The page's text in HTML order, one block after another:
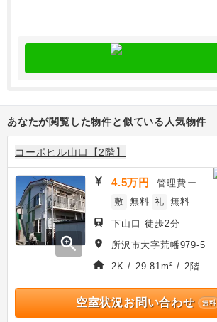
あなたが閲覧した物件と似ている人気物件
コーポヒル山口【2階】
zoom_in
4.5万円 管理費 ー
敷 無料 礼 無料
下山口 徒歩2分
所沢市大字荒幡979-5
2K / 29.81m² / 2階
空室状況お問い合わせ 無料